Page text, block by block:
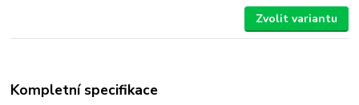
Zvolit variantu
Kompletní specifikace